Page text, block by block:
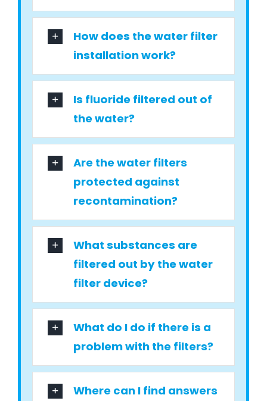
How does the water filter
installation work?
Is fluoride filtered out of
the water?
Are the water filters
protected against
recontamination?
What substances are
filtered out by the water
filter device?
What do I do if there is a
problem with the filters?
Where can I find answers